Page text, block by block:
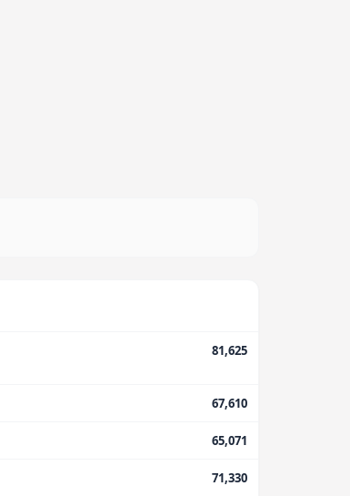
81,625
67,610
65,071
71,330